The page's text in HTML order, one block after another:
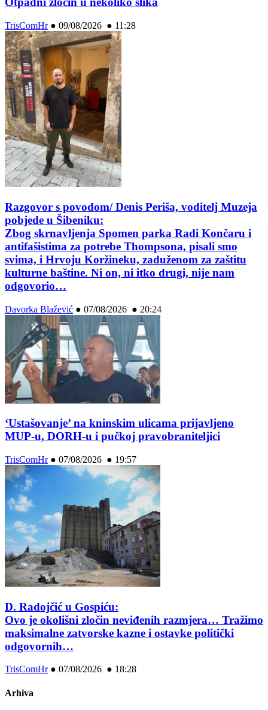
TrisComHr● 09/08/2026 ● 11:28
Razgovor s povodom/ Denis Periša, voditelj Muzeja
pobjede u Šibeniku:
Zbog skrnavljenja Spomen parka Radi Končaru i
antifašistima za potrebe Thompsona, pisali smo
svima, i Hrvoju Koržineku, zaduženom za zaštitu
kulturne baštine. Ni on, ni itko drugi, nije nam
odgovorio…
Davorka Blažević ● 07/08/2026 ● 20:24
‘Ustašovanje’ na kninskim ulicama prijavljeno
MUP-u, DORH-u i pučkoj pravobraniteljici
TrisComHr● 07/08/2026 ● 19:57
D. Radojčić u Gospiću:
Ovo je okolišni zločin neviđenih razmjera… Tražimo
maksimalne zatvorske kazne i ostavke politički
odgovornih…
TrisComHr● 07/08/2026 ● 18:28
Arhiva